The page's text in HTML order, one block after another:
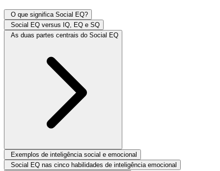
O que significa Social EQ?
Social EQ versus IQ, EQ e SQ
As duas partes centrais do Social EQ
Exemplos de inteligência social e emocional
Social EQ nas cinco habilidades de inteligência emocional